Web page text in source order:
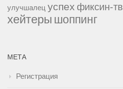
улучшалец успех фиксин-тв
хейтеры шоппинг
МЕТА
Регистрация